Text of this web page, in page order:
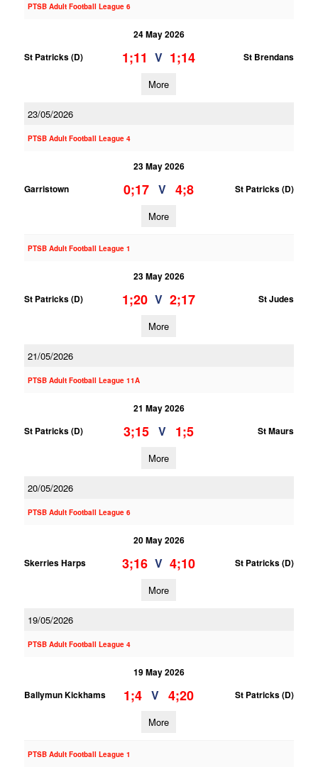
PTSB Adult Football League 6
24 May 2026
St Patricks (D)
1;11 V 1;14 St Brendans
More
23/05/2026
PTSB Adult Football League 4
23 May 2026
Garristown
0;17 V 4;8 St Patricks (D)
More
PTSB Adult Football League 1
23 May 2026
St Patricks (D)
1;20 V 2;17 St Judes
More
21/05/2026
PTSB Adult Football League 11A
21 May 2026
St Patricks (D)
3;15 V 1;5 St Maurs
More
20/05/2026
PTSB Adult Football League 6
20 May 2026
Skerries Harps
3;16 V 4;10 St Patricks (D)
More
19/05/2026
PTSB Adult Football League 4
19 May 2026
Ballymun Kickhams
1;4 V 4;20 St Patricks (D)
More
PTSB Adult Football League 1